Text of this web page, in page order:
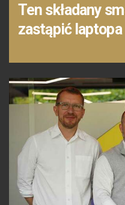
Ten składany
zastąpić laptopa